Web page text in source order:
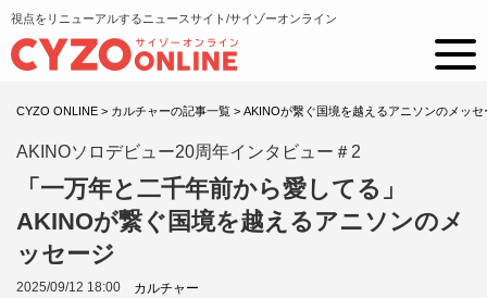
視点をリニューアルするニュースサイト/サイゾーオンライン
CYZO ONLINE > カルチャーの記事一覧 > AKINOが繋ぐ国境を越えるアニソンのメッセ
AKINOソロデビュー20周年インタビュー＃2
「一万年と二千年前から愛してる」
AKINOが繋ぐ国境を越えるアニソンのメ
ッセージ
2025/09/12 18:00 カルチャー